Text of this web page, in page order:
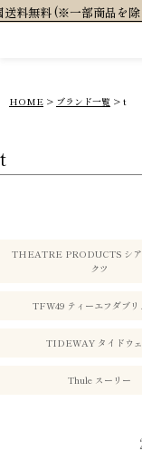
HOME ブランド一覧 t
t
THEATRE PRODUCTS シア
クツ
TFW49 ティーエフダブリ
TIDEWAY タイドウェ
Thule スーリー